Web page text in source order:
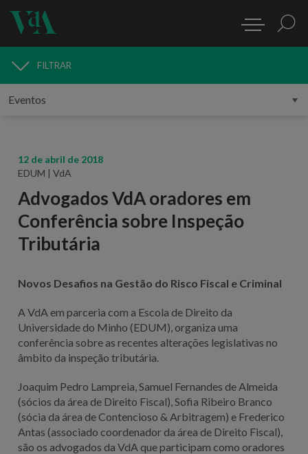
MEDIA
FILTRAR
12 de abril de 2018
EDUM | VdA
Advogados VdA oradores em
Conferência sobre Inspeção
Tributária
Novos Desafios na Gestão do Risco Fiscal e Criminal
A VdA em parceria com a Escola de Direito da
Universidade do Minho (EDUM), organiza uma
conferência sobre as recentes alterações legislativas no
âmbito da inspeção tributária.
Joaquim Pedro Lampreia, Samuel Fernandes de Almeida
(sócios da área de Direito Fiscal), Sofia Ribeiro Branco
(sócia da área de Contencioso & Arbitragem) e Frederico
Antas (associado coordenador da área de Direito Fiscal),
são os advogados da VdA que participam como oradores